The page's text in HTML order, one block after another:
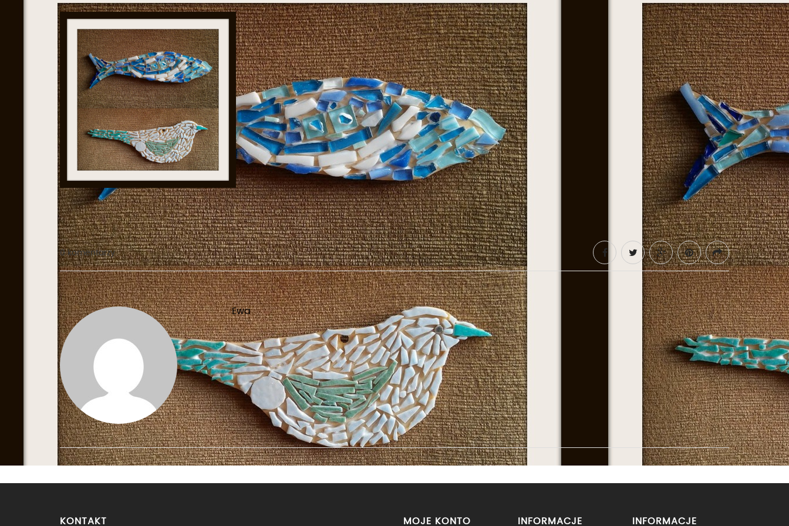
0 komentarzy
Ewa
KONTAKT MOJE KONTO INFORMACJE INFORMACJE